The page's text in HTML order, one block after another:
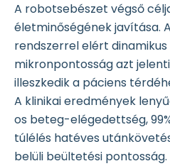
A robotsebészet végső
életminőségének javítása.
rendszerrel elért dinamikus
mikronpontosság azt
illeszkedik a páciens
A klinikai eredmények
os beteg-elégedettség,
túlélés hatéves
belüli beültetési pontosság.